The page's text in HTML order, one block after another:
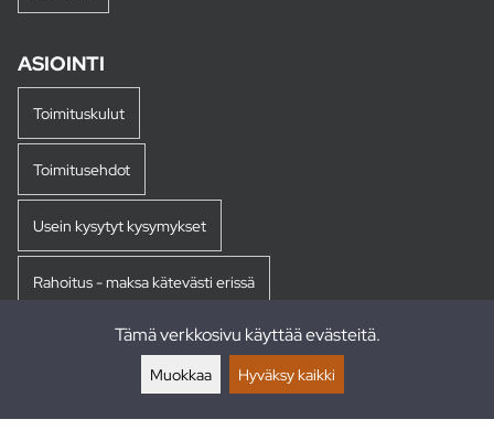
ASIOINTI
Toimituskulut
Toimitusehdot
Usein kysytyt kysymykset
Rahoitus - maksa kätevästi erissä
Tämä verkkosivu käyttää evästeitä.
Muokkaa Hyväksy kaikki